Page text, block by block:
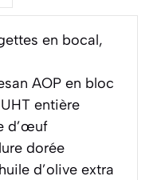
en bocal,
AOP en bloc
entière
d’œuf
dorée
d’olive extra